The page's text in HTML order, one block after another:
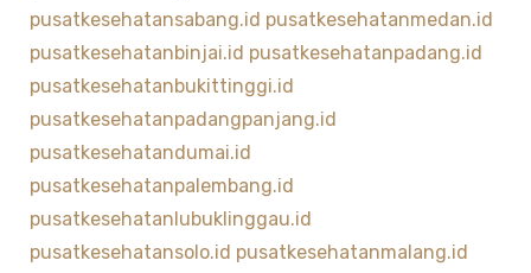
pusatkesehatansabang.id pusatkesehatanmedan.id
pusatkesehatanbinjai.id pusatkesehatanpadang.id
pusatkesehatanbukittinggi.id
pusatkesehatanpadangpanjang.id
pusatkesehatandumai.id
pusatkesehatanpalembang.id
pusatkesehatanlubuklinggau.id
pusatkesehatansolo.id pusatkesehatanmalang.id